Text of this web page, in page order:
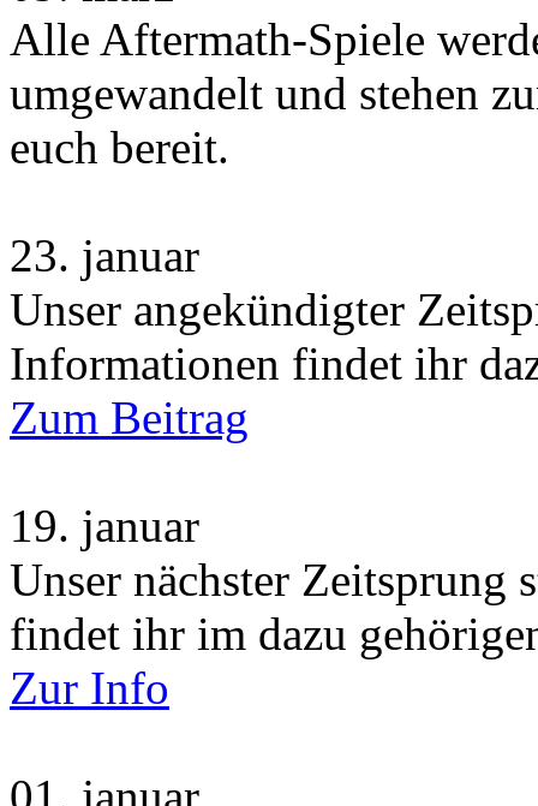
Alle Aftermath-Spiele
umgewandelt und stehen
euch bereit.
23. januar
Unser angekündigter
Informationen findet ihr
Zum Beitrag
19. januar
Unser nächster Zeitsprung
findet ihr im dazu
Zur Info